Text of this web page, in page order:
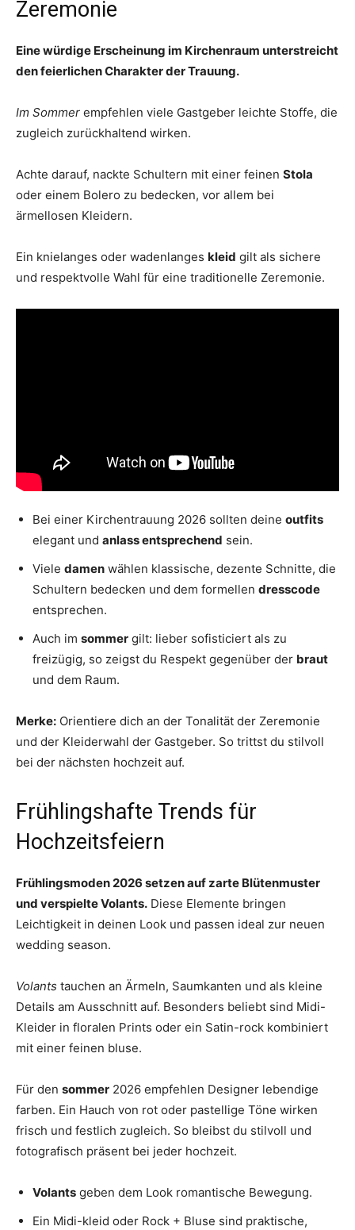
Zeremonie
Eine würdige Erscheinung im Kirchenraum unterstreicht
den feierlichen Charakter der Trauung.
Im Sommer empfehlen viele Gastgeber leichte Stoffe, die
zugleich zurückhaltend wirken.
Achte darauf, nackte Schultern mit einer feinen Stola
oder einem Bolero zu bedecken, vor allem bei
ärmellosen Kleidern.
Ein knielanges oder wadenlanges kleid gilt als sichere
und respektvolle Wahl für eine traditionelle Zeremonie.
Bei einer Kirchentrauung 2026 sollten deine outfits
elegant und anlass entsprechend sein.
Viele damen wählen klassische, dezente Schnitte, die
Schultern bedecken und dem formellen dresscode
entsprechen.
Auch im sommer gilt: lieber sofisticiert als zu
freizügig, so zeigst du Respekt gegenüber der braut
und dem Raum.
Merke: Orientiere dich an der Tonalität der Zeremonie
und der Kleiderwahl der Gastgeber. So trittst du stilvoll
bei der nächsten hochzeit auf.
Frühlingshafte Trends für
Hochzeitsfeiern
Frühlingsmoden 2026 setzen auf zarte Blütenmuster
und verspielte Volants. Diese Elemente bringen
Leichtigkeit in deinen Look und passen ideal zur neuen
wedding season.
Volants tauchen an Ärmeln, Saumkanten und als kleine
Details am Ausschnitt auf. Besonders beliebt sind Midi-
Kleider in floralen Prints oder ein Satin-rock kombiniert
mit einer feinen bluse.
Für den sommer 2026 empfehlen Designer lebendige
farben. Ein Hauch von rot oder pastellige Töne wirken
frisch und festlich zugleich. So bleibst du stilvoll und
fotografisch präsent bei jeder hochzeit.
Volants geben dem Look romantische Bewegung.
Ein Midi-kleid oder Rock + Bluse sind praktische,